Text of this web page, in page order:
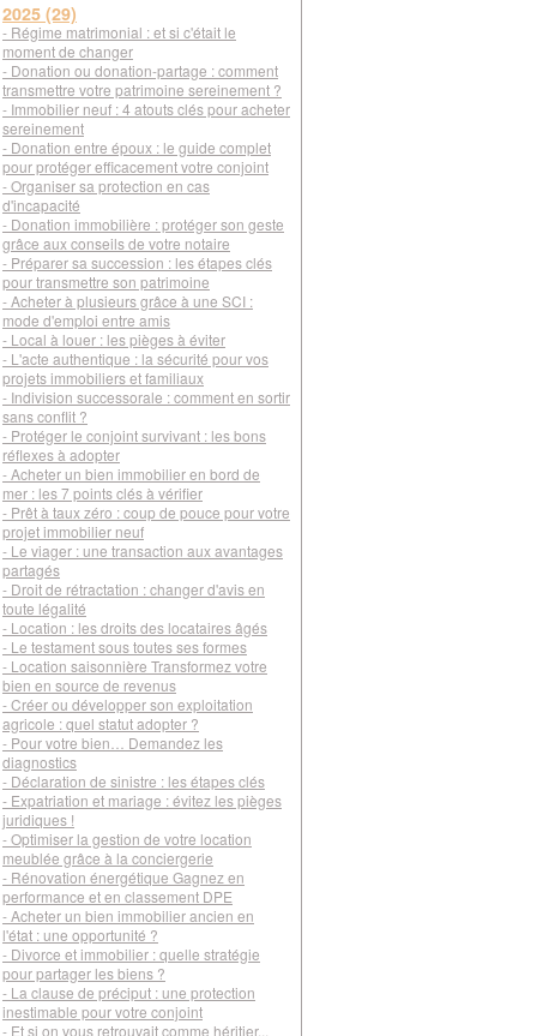
2025 (29)
- Régime matrimonial : et si c'était le
moment de changer
- Donation ou donation-partage : comment
transmettre votre patrimoine sereinement ?
- Immobilier neuf : 4 atouts clés pour acheter
sereinement
- Donation entre époux : le guide complet
pour protéger efficacement votre conjoint
- Organiser sa protection en cas
d'incapacité
- Donation immobilière : protéger son geste
grâce aux conseils de votre notaire
- Préparer sa succession : les étapes clés
pour transmettre son patrimoine
- Acheter à plusieurs grâce à une SCI :
mode d'emploi entre amis
- Local à louer : les pièges à éviter
- L'acte authentique : la sécurité pour vos
projets immobiliers et familiaux
- Indivision successorale : comment en sortir
sans conflit ?
- Protéger le conjoint survivant : les bons
réflexes à adopter
- Acheter un bien immobilier en bord de
mer : les 7 points clés à vérifier
- Prêt à taux zéro : coup de pouce pour votre
projet immobilier neuf
- Le viager : une transaction aux avantages
partagés
- Droit de rétractation : changer d'avis en
toute légalité
- Location : les droits des locataires âgés
- Le testament sous toutes ses formes
- Location saisonnière Transformez votre
bien en source de revenus
- Créer ou développer son exploitation
agricole : quel statut adopter ?
- Pour votre bien… Demandez les
diagnostics
- Déclaration de sinistre : les étapes clés
- Expatriation et mariage : évitez les pièges
juridiques !
- Optimiser la gestion de votre location
meublée grâce à la conciergerie
- Rénovation énergétique Gagnez en
performance et en classement DPE
- Acheter un bien immobilier ancien en
l'état : une opportunité ?
- Divorce et immobilier : quelle stratégie
pour partager les biens ?
- La clause de préciput : une protection
inestimable pour votre conjoint
- Et si on vous retrouvait comme héritier...